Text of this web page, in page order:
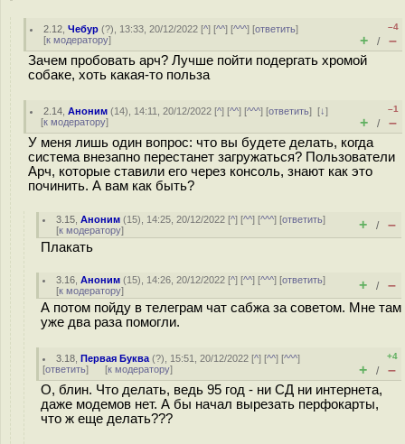
2.12 ,Чебур (?), 13:33, 20/12/2022 [^] [^^] [^^^] [ответить]
[к модератору]
–4
+ / –
Зачем пробовать арч? Лучше пойти подергать хромой
собаке, хоть какая-то польза
2.14 ,Аноним (14), 14:11, 20/12/2022 [^] [^^] [^^^] [ответить][↓]
[к модератору]
–1
+ / –
У меня лишь один вопрос: что вы будете делать, когда
система внезапно перестанет загружаться? Пользователи
Арч, которые ставили его через консоль, знают как это
починить. А вам как быть?
3.15 ,Аноним (15), 14:25, 20/12/2022 [^] [^^] [^^^] [ответить]
[к модератору] + / –
Плакать
3.16 ,Аноним (15), 14:26, 20/12/2022 [^] [^^] [^^^] [ответить]
[к модератору] + / –
А потом пойду в телеграм чат сабжа за советом. Мне там
уже два раза помогли.
3.18 ,Первая Буква (?), 15:51, 20/12/2022 [^] [^^] [^^^]
[ответить] [к модератору]
+4
+ / –
О, блин. Что делать, ведь 95 год - ни СД ни интернета,
даже модемов нет. А бы начал вырезать перфокарты,
что ж еще делать???